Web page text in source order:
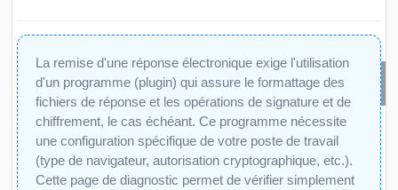
La remise d'une réponse électronique exige l'utilisation
d'un programme (plugin) qui assure le formattage des
fichiers de réponse et les opérations de signature et de
chiffrement, le cas échéant. Ce programme nécessite
une configuration spécifique de votre poste de travail
(type de navigateur, autorisation cryptographique, etc.).
Cette page de diagnostic permet de vérifier simplement